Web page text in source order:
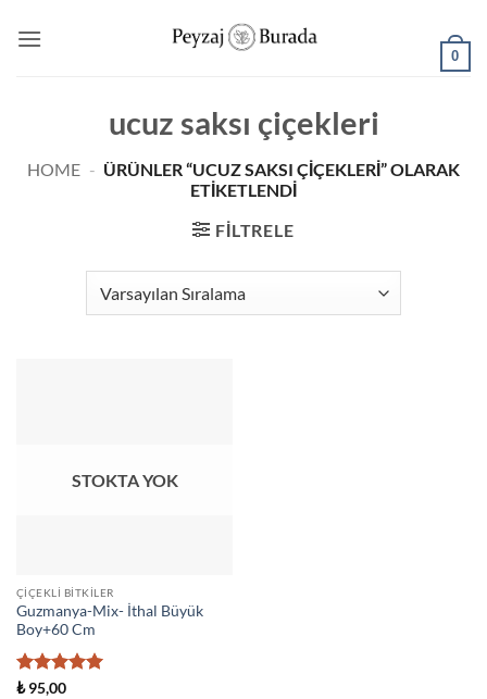
0
ucuz saksı çiçekleri
HOME - ÜRÜNLER “UCUZ SAKSI ÇIÇEKLERI” OLARAK
ETIKETLENDI
FILTRELE
STOKTA YOK
ÇIÇEKLI BITKILER
Guzmanya-Mix- İthal Büyük
Boy+60 Cm
5 üzerinden
₺95,00